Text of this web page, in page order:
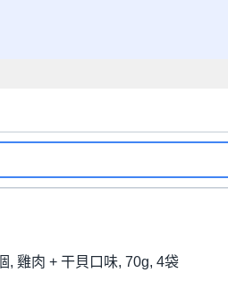
, 雞肉 + 干貝口味, 70g, 4袋